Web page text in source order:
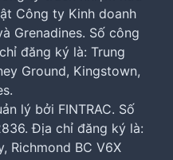
Công ty Kinh doanh
Grenadines. Số công
đăng ký là: Trung
Ground, Kingstown,
lý bởi FINTRAC. Số
Địa chỉ đăng ký là:
Richmond BC V6X